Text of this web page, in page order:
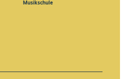
Musikschule